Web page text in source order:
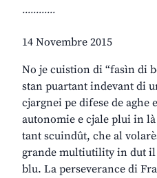
............
14 Novembre 2015
No je cuistion di “fasìn di
stan puartant indevant di
cjargnei pe difese de aghe
autonomie e cjale plui in
tant scuindût, che al
grande multiutility in dut
blu. La perseverance di